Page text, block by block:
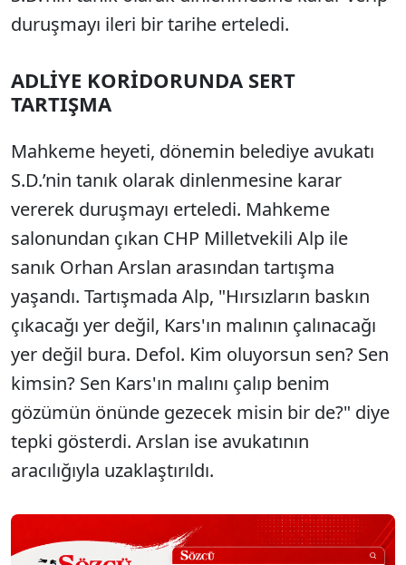
duruşmayı ileri bir tarihe erteledi.
ADLİYE KORİDORUNDA SERT
TARTIŞMA
Mahkeme heyeti, dönemin belediye avukatı
S.D.’nin tanık olarak dinlenmesine karar
vererek duruşmayı erteledi. Mahkeme
salonundan çıkan CHP Milletvekili Alp ile
sanık Orhan Arslan arasından tartışma
yaşandı. Tartışmada Alp, "Hırsızların baskın
çıkacağı yer değil, Kars'ın malının çalınacağı
yer değil bura. Defol. Kim oluyorsun sen? Sen
kimsin? Sen Kars'ın malını çalıp benim
gözümün önünde gezecek misin bir de?" diye
tepki gösterdi. Arslan ise avukatının
aracılığıyla uzaklaştırıldı.